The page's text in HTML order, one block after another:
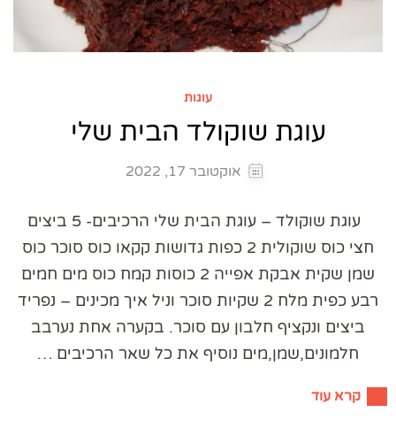
עוגות
עוגת שוקולד הבית שלי
אוקטובר 17, 2022
עוגת שוקולד – עוגת הבית שלי הרכיבים- 5 ביצים
חצי כוס שוקולית 2 כפות גדושות קקאו כוס סוכר כוס
שמן שקית אבקת אפייה 2 כוסות קמח כוס מים חמים
רבע כפית מלח 2 שקיות סוכר וניל איך מכינים – נפריד
ביצים ונקציף חלבון עם סוכר. בקערה אחת נערבב
חלמונים,שמן,מים נוסיף את כל שאר הרכיבים …
קרא עוד